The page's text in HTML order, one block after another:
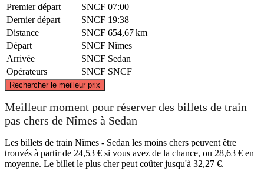
Premier départ
SNCF 07:00
Dernier départ
SNCF 19:38
Distance
SNCF 654,67 km
Départ
SNCF Nîmes
Arrivée
SNCF Sedan
Opérateurs
SNCF SNCF
Rechercher le meilleur prix
Meilleur moment pour réserver des billets de train
pas chers de Nîmes à Sedan
Les billets de train Nîmes - Sedan les moins chers peuvent être
trouvés à partir de 24,53 € si vous avez de la chance, ou 28,63 € en
moyenne. Le billet le plus cher peut coûter jusqu'à 32,27 €.